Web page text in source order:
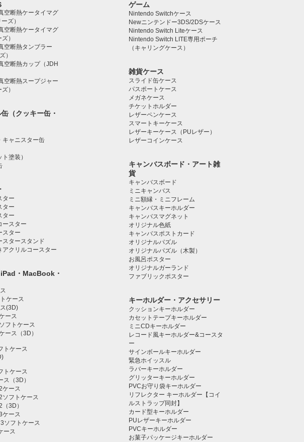
空断熱ケータイマグ
ズ）
空断熱ケータイマグ
）
空断熱タンブラー
）
空断熱カップ（JDH
空断熱スープジャー
）
（クッキー缶・
キャニスター缶
塗装）
ター
ター
ター
ースター
スター
スタースタンド
アクリルコースター
・MacBook・
ケース
(3D)
ース
フトケース
ース（3D）
トケース
トケース
（3D）
ケース
ソフトケース
3D）
ケース
ソフトケース
ース
ゲーム
Nintendo Switchケース
Newニンテンドー3DS/2DSケース
Nintendo Switch Liteケース
Nintendo Switch LITE専用ポーチ
（キャリングケース）
雑貨ケース
スライド缶ケース
パスポートケース
メガネケース
チケットホルダー
レザーペンケース
スマートキーケース
レザーキーケース（PUレザー）
レザーコインケース
キャンバスボード・アート雑
貨
キャンバスボード
ミニキャンバス
ミニ額縁・ミニフレーム
キャンバスキーホルダー
キャンバスマグネット
オリジナル色紙
キャンバスポストカード
オリジナルパズル
オリジナルパズル（木製）
お風呂ポスター
オリジナルガーランド
ファブリックポスター
キーホルダー・アクセサリー
クッションキーホルダー
カセットテープキーホルダー
ミニCDキーホルダー
レコード風キーホルダー&コースタ
ー
サインボールキーホルダー
緊急ホイッスル
ラバーキーホルダー
グリッターキーホルダー
PVCお守り袋キーホルダー
リフレクター キーホルダー【コイ
ルストラップ同封】
カード型キーホルダー
PUレザーキーホルダー
PVCキーホルダー
お菓子パッケージキーホルダー